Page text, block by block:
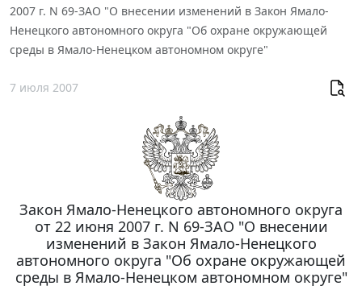
2007 г. N 69-ЗАО "О внесении изменений в Закон Ямало-
Ненецкого автономного округа "Об охране окружающей
среды в Ямало-Ненецком автономном округе"
7 июля 2007
Закон Ямало-Ненецкого автономного округа
от 22 июня 2007 г. N 69-ЗАО "О внесении
изменений в Закон Ямало-Ненецкого
автономного округа "Об охране окружающей
среды в Ямало-Ненецком автономном округе"